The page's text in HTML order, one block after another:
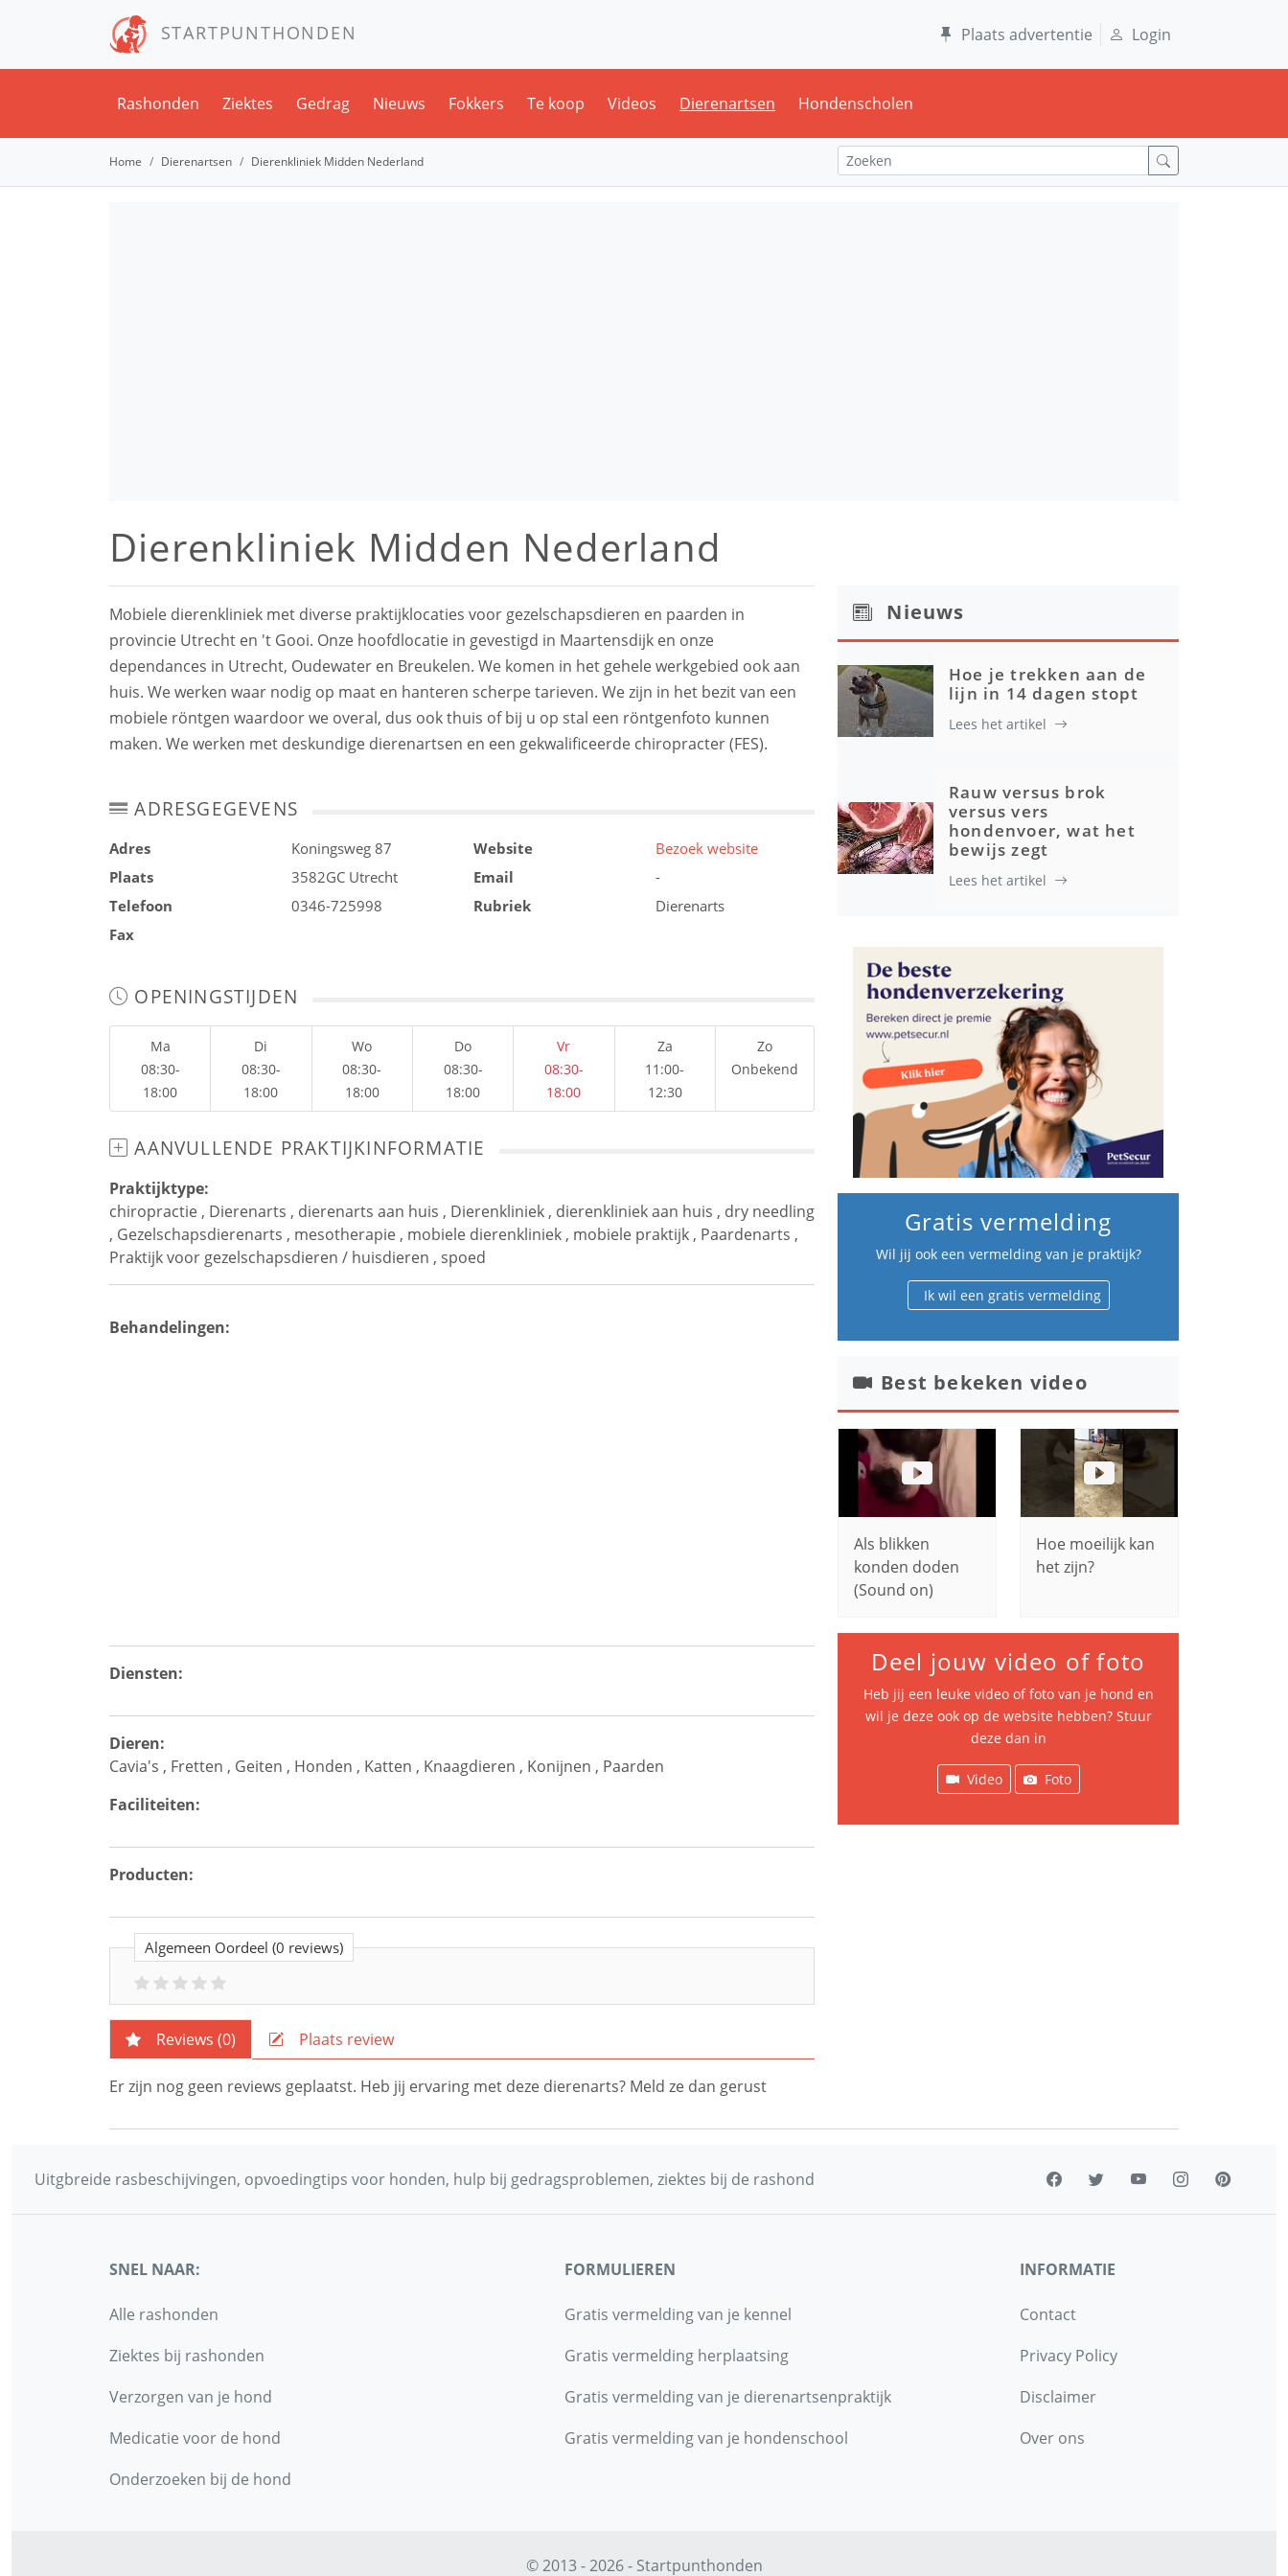
STARTPUNTHONDEN Plaats advertentie Login
Rashonden Ziektes Gedrag Nieuws Fokkers Te koop Videos Dierenartsen Hondenscholen
Home Dierenartsen Dierenkliniek Midden Nederland
Dierenkliniek Midden Nederland
Mobiele dierenkliniek met diverse praktijklocaties voor gezelschapsdieren en paarden in
provincie Utrecht en 't Gooi. Onze hoofdlocatie in gevestigd in Maartensdijk en onze
dependances in Utrecht, Oudewater en Breukelen. We komen in het gehele werkgebied ook aan
huis. We werken waar nodig op maat en hanteren scherpe tarieven. We zijn in het bezit van een
mobiele röntgen waardoor we overal, dus ook thuis of bij u op stal een röntgenfoto kunnen
maken. We werken met deskundige dierenartsen en een gekwalificeerde chiropracter (FES).
ADRESGEGEVENS
Adres
Koningsweg 87
Plaats
3582GC Utrecht
Telefoon
0346-725998
Fax
Website
Bezoek website
Email
-
Rubriek
Dierenarts
OPENINGSTIJDEN
Ma
08:30-
18:00
Di
08:30-
18:00
Wo
08:30-
18:00
Do
08:30-
18:00
Vr
08:30-
18:00
Za
11:00-
12:30
Zo
Onbekend
AANVULLENDE PRAKTIJKINFORMATIE
Praktijktype:
chiropractie , Dierenarts , dierenarts aan huis , Dierenkliniek , dierenkliniek aan huis , dry needling
, Gezelschapsdierenarts , mesotherapie , mobiele dierenkliniek , mobiele praktijk , Paardenarts ,
Praktijk voor gezelschapsdieren / huisdieren , spoed
Behandelingen:
Diensten:
Dieren:
Cavia's , Fretten , Geiten , Honden , Katten , Knaagdieren , Konijnen , Paarden
Faciliteiten:
Producten:
Algemeen Oordeel (0 reviews)
Reviews (0) Plaats review
Er zijn nog geen reviews geplaatst. Heb jij ervaring met deze dierenarts? Meld ze dan gerust
Nieuws
Hoe je trekken aan de
lijn in 14 dagen stopt
Lees het artikel
Rauw versus brok
versus vers
hondenvoer, wat het
bewijs zegt
Lees het artikel
Gratis vermelding
Wil jij ook een vermelding van je praktijk?
Ik wil een gratis vermelding
Best bekeken video
Als blikken
konden doden
(Sound on)
Hoe moeilijk kan
het zijn?
Deel jouw video of foto
Heb jij een leuke video of foto van je hond en
wil je deze ook op de website hebben? Stuur
deze dan in
Video Foto
Uitgbreide rasbeschijvingen, opvoedingtips voor honden, hulp bij gedragsproblemen, ziektes bij de rashond
SNEL NAAR:
Alle rashonden
Ziektes bij rashonden
Verzorgen van je hond
Medicatie voor de hond
Onderzoeken bij de hond
FORMULIEREN
Gratis vermelding van je kennel
Gratis vermelding herplaatsing
Gratis vermelding van je dierenartsenpraktijk
Gratis vermelding van je hondenschool
INFORMATIE
Contact
Privacy Policy
Disclaimer
Over ons
© 2013 - 2026 - Startpunthonden